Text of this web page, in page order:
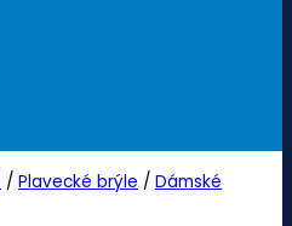
/ Plavecké brýle / Dámské